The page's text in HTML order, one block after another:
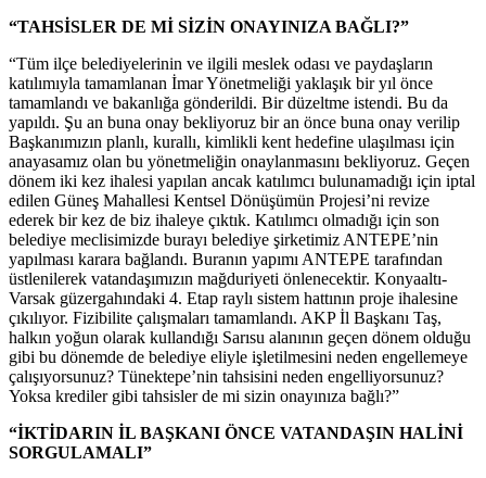
“TAHSİSLER DE Mİ SİZİN ONAYINIZA BAĞLI?”
“Tüm ilçe belediyelerinin ve ilgili meslek odası ve paydaşların
katılımıyla tamamlanan İmar Yönetmeliği yaklaşık bir yıl önce
tamamlandı ve bakanlığa gönderildi. Bir düzeltme istendi. Bu da
yapıldı. Şu an buna onay bekliyoruz bir an önce buna onay verilip
Başkanımızın planlı, kurallı, kimlikli kent hedefine ulaşılması için
anayasamız olan bu yönetmeliğin onaylanmasını bekliyoruz. Geçen
dönem iki kez ihalesi yapılan ancak katılımcı bulunamadığı için iptal
edilen Güneş Mahallesi Kentsel Dönüşümün Projesi’ni revize
ederek bir kez de biz ihaleye çıktık. Katılımcı olmadığı için son
belediye meclisimizde burayı belediye şirketimiz ANTEPE’nin
yapılması karara bağlandı. Buranın yapımı ANTEPE tarafından
üstlenilerek vatandaşımızın mağduriyeti önlenecektir. Konyaaltı-
Varsak güzergahındaki 4. Etap raylı sistem hattının proje ihalesine
çıkılıyor. Fizibilite çalışmaları tamamlandı. AKP İl Başkanı Taş,
halkın yoğun olarak kullandığı Sarısu alanının geçen dönem olduğu
gibi bu dönemde de belediye eliyle işletilmesini neden engellemeye
çalışıyorsunuz? Tünektepe’nin tahsisini neden engelliyorsunuz?
Yoksa krediler gibi tahsisler de mi sizin onayınıza bağlı?”
“İKTİDARIN İL BAŞKANI ÖNCE VATANDAŞIN HALİNİ
SORGULAMALI”